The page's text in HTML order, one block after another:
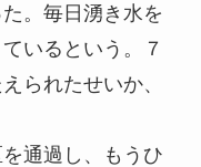
。毎日湧き水を
いるという。７
られたせいか、
通過し、もうひ